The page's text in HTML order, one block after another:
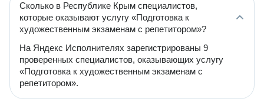
Сколько в Республике Крым специалистов,
которые оказывают услугу «Подготовка к
художественным экзаменам с репетитором»?
На Яндекс Исполнителях зарегистрированы 9
проверенных специалистов, оказывающих услугу
«Подготовка к художественным экзаменам с
репетитором».